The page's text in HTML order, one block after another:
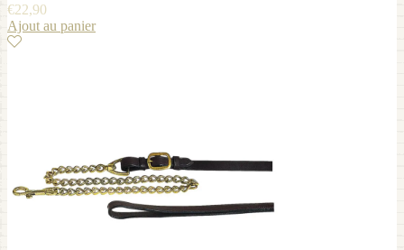
€22,90
Ajout au panier